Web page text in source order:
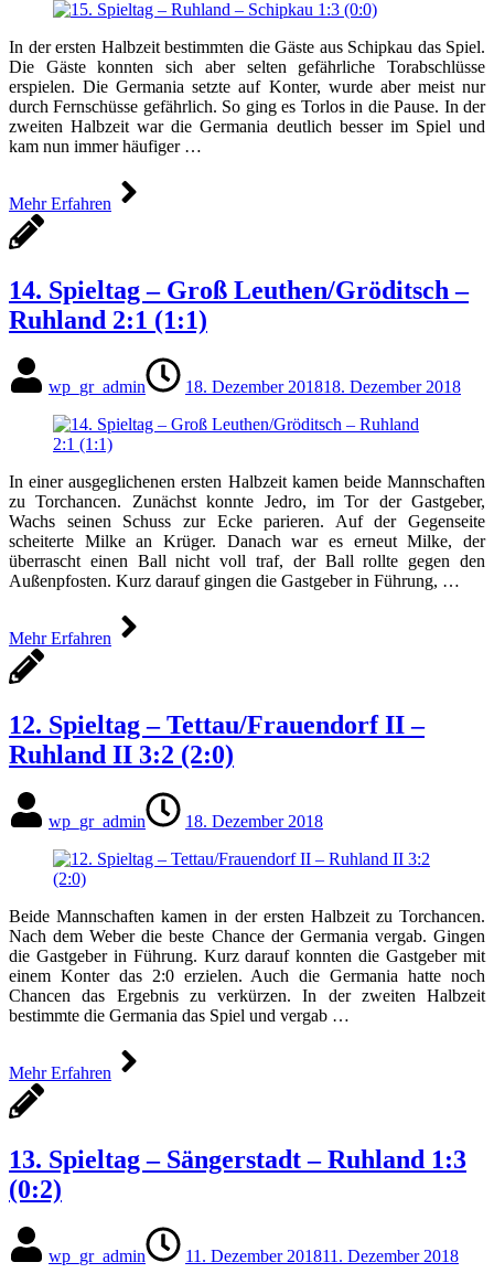
In der ersten Halbzeit bestimmten die Gäste aus Schipkau das Spiel.
Die Gäste konnten sich aber selten gefährliche Torabschlüsse
erspielen. Die Germania setzte auf Konter, wurde aber meist nur
durch Fernschüsse gefährlich. So ging es Torlos in die Pause. In der
zweiten Halbzeit war die Germania deutlich besser im Spiel und
kam nun immer häufiger …
Mehr Erfahren
14. Spieltag – Groß Leuthen/Gröditsch –
Ruhland 2:1 (1:1)
wp_gr_admin 18. Dezember 201818. Dezember 2018
In einer ausgeglichenen ersten Halbzeit kamen beide Mannschaften
zu Torchancen. Zunächst konnte Jedro, im Tor der Gastgeber,
Wachs seinen Schuss zur Ecke parieren. Auf der Gegenseite
scheiterte Milke an Krüger. Danach war es erneut Milke, der
überrascht einen Ball nicht voll traf, der Ball rollte gegen den
Außenpfosten. Kurz darauf gingen die Gastgeber in Führung, …
Mehr Erfahren
12. Spieltag – Tettau/Frauendorf II –
Ruhland II 3:2 (2:0)
wp_gr_admin 18. Dezember 2018
Beide Mannschaften kamen in der ersten Halbzeit zu Torchancen.
Nach dem Weber die beste Chance der Germania vergab. Gingen
die Gastgeber in Führung. Kurz darauf konnten die Gastgeber mit
einem Konter das 2:0 erzielen. Auch die Germania hatte noch
Chancen das Ergebnis zu verkürzen. In der zweiten Halbzeit
bestimmte die Germania das Spiel und vergab …
Mehr Erfahren
13. Spieltag – Sängerstadt – Ruhland 1:3
(0:2)
wp_gr_admin 11. Dezember 201811. Dezember 2018